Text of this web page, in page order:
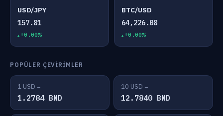
USD/JPY
157.81
+0.00%
BTC/USD
64,226.08
+0.00%
POPÜLER ÇEVIRIMLER
1 USD =
1.2784 BND
10 USD =
12.7840 BND